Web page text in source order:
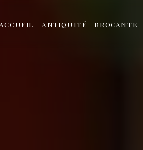
ACCUEIL ANTIQUITÉ BROCANTE